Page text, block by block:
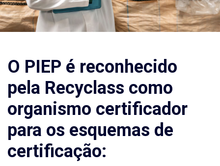
O PIEP é reconhecido
pela Recyclass como
organismo certificador
para os esquemas de
certificação: